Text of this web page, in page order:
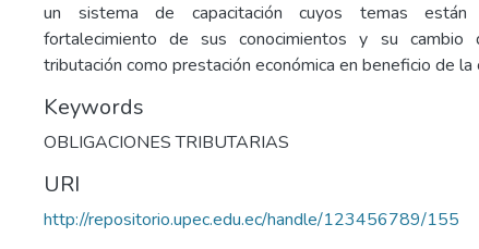
un sistema de capacitación cuyos temas
fortalecimiento de sus conocimientos y su cambio
tributación como prestación económica en beneficio de la
Keywords
OBLIGACIONES TRIBUTARIAS
URI
http://repositorio.upec.edu.ec/handle/123456789/155